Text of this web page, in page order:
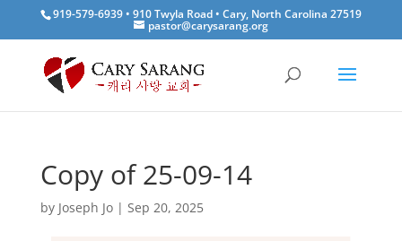
919-579-6939 • 910 Twyla Road • Cary, North Carolina 27519
pastor@carysarang.org
Copy of 25-09-14
by Joseph Jo| Sep 20, 2025